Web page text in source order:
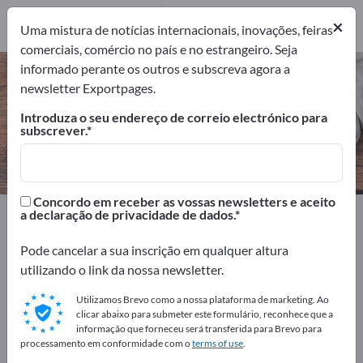
Cortinados – encontre fabricantes
e fornecedores
Exportadores Fabricantes
1
Fabricantes
Exportpages
Equipamento doméstico
Anuncie gratuitamente na
Exportpages!
Necessidades – Ofertas – Produtos usados – Contactos
comerciais >> comece aqui
×
Uma mistura de notícias internacionais, inovações, feiras
comerciais, comércio no país e no estrangeiro. Seja
informado perante os outros e subscreva agora a
newsletter Exportpages.
Introduza o seu endereço de correio electrónico para
subscrever.
Concordo em receber as vossas newsletters e aceito
a declaração de privacidade de dados.
Pode cancelar a sua inscrição em qualquer altura
utilizando o link da nossa newsletter.
Utilizamos Brevo como a nossa plataforma de marketing. Ao
clicar abaixo para submeter este formulário, reconhece que a
informação que forneceu será transferida para Brevo para
processamento em conformidade com oterms of use.